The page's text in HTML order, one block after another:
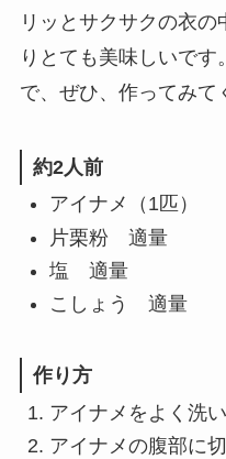
リッとサクサクの衣
りとても美味しいで
で、ぜひ、作ってみて
約2人前
アイナメ（1匹）
片栗粉 適量
塩 適量
こしょう 適量
作り方
アイナメをよく洗
アイナメの腹部に